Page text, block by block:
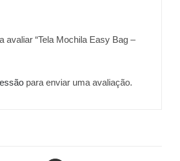
avaliar “Tela Mochila Easy Bag –
para enviar uma avaliação.